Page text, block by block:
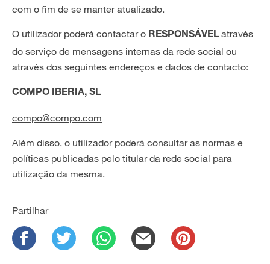
com o fim de se manter atualizado.
O utilizador poderá contactar o RESPONSÁVELatravés
do serviço de mensagens internas da rede social ou
através dos seguintes endereços e dados de contacto:
COMPO IBERIA, SL
compo@compo.com
Além disso, o utilizador poderá consultar as normas e
políticas publicadas pelo titular da rede social para
utilização da mesma.
Partilhar